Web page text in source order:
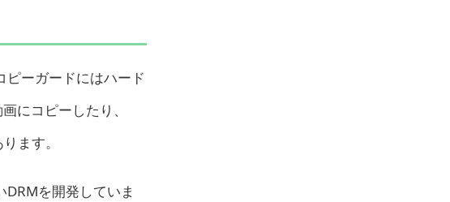
ピーガードにはハード
にコピーしたり、
ます。
を開発していま